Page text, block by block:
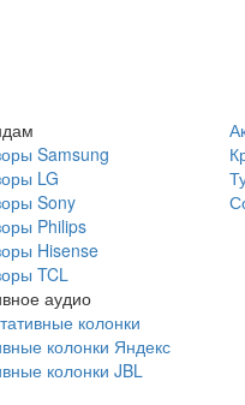
Samsung
LG
Sony
Philips
Hisense
TCL
аудио
колонки
колонки Яндекс
колонки JBL